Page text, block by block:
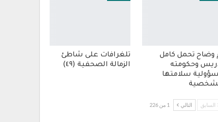
وضاح تحمل كامل
وحكومته
سلامتها
تلغرافات على شاطئ
الزمالة الصحفية (٤٩)
السابق التالي 1 من 226